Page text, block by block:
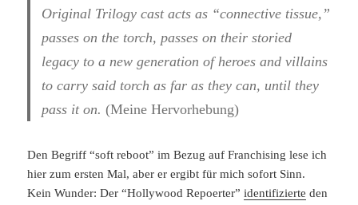
Original Trilogy cast acts as “connective tissue,”
passes on the torch, passes on their storied
legacy to a new generation of heroes and villains
to carry said torch as far as they can, until they
pass it on.(Meine Hervorhebung)
Den Begriff “soft reboot” im Bezug auf Franchising lese ich
hier zum ersten Mal, aber er ergibt für mich sofort Sinn.
Kein Wunder: Der “Hollywood Repoerter”identifizierte den